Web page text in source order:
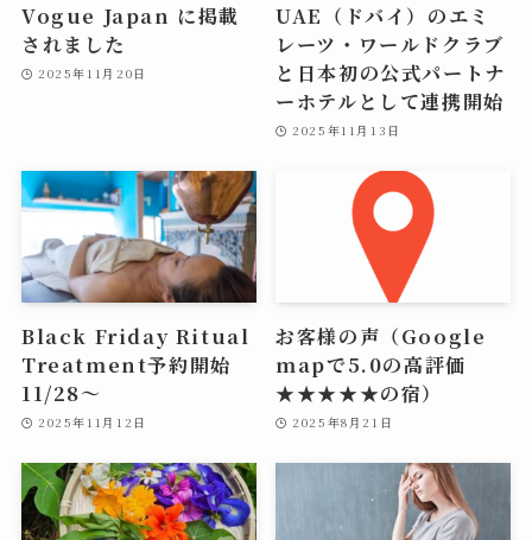
Vogue Japan に掲載
されました
2025年11月20日
UAE（ドバイ）のエミ
レーツ・ワールドクラブ
と日本初の公式パートナ
ーホテルとして連携開始
2025年11月13日
Black Friday Ritual
Treatment予約開始
11/28〜
2025年11月12日
お客様の声（Google
mapで5.0の高評価
★★★★★の宿）
2025年8月21日